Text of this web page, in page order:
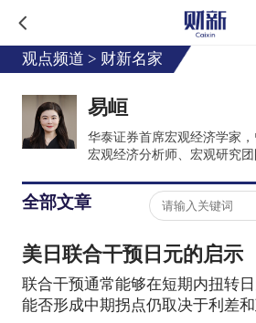
观点频道 > 财新名家
易峘
华泰证券首席宏观经济学家
宏观经济分析师、宏观研究
联储波士顿分行，并曾在基
验。
全部文章
美日联合干预日元的启示
联合干预通常能够在短期内扭转
能否形成中期拐点仍取决于利差